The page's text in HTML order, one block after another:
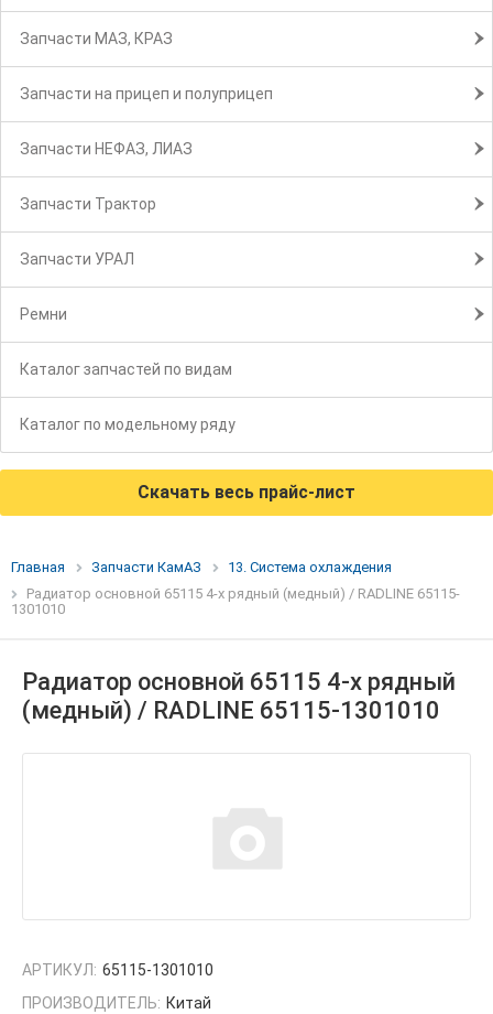
Запчасти МАЗ, КРАЗ
Запчасти на прицеп и полуприцеп
Запчасти НЕФАЗ, ЛИАЗ
Запчасти Трактор
Запчасти УРАЛ
Ремни
Каталог запчастей по видам
Каталог по модельному ряду
Скачать весь прайс-лист
Главная Запчасти КамАЗ
13. Система охлаждения
Радиатор основной 65115 4-х рядный (медный) / RADLINE 65115-
1301010
Радиатор основной 65115 4-х рядный
(медный) / RADLINE 65115-1301010
АРТИКУЛ: 65115-1301010
ПРОИЗВОДИТЕЛЬ: Китай